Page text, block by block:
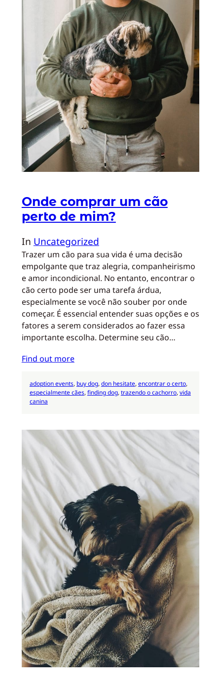
Onde comprar um cão
perto de mim?
In Uncategorized
Trazer um cão para sua vida é uma decisão
empolgante que traz alegria, companheirismo
e amor incondicional. No entanto, encontrar o
cão certo pode ser uma tarefa árdua,
especialmente se você não souber por onde
começar. É essencial entender suas opções e os
fatores a serem considerados ao fazer essa
importante escolha. Determine seu cão…
Find out more
adoption events, buy dog, don hesitate, encontrar o certo
especialmente cães, finding dog, trazendo o cachorro, vida
canina